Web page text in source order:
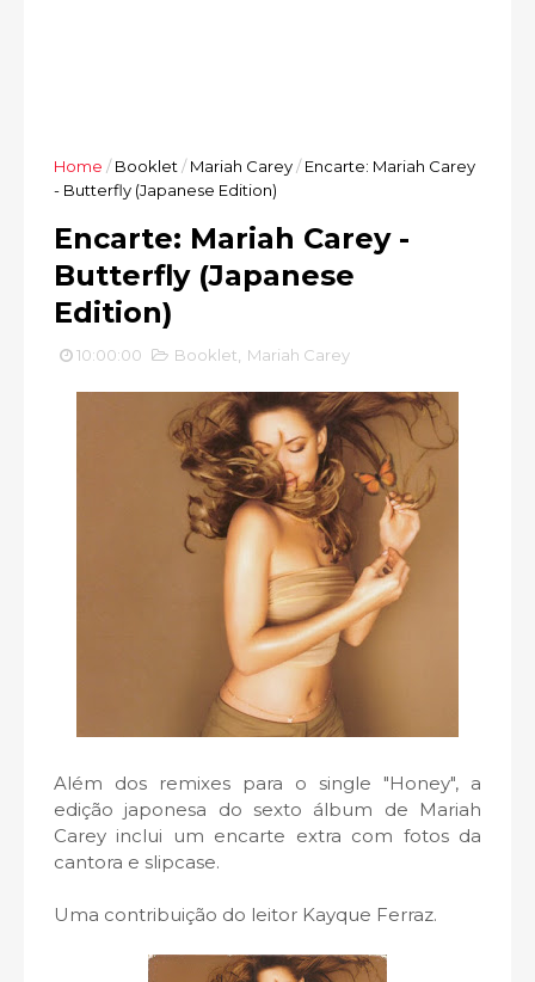
Home / Booklet / Mariah Carey/ Encarte: Mariah Carey
- Butterfly (Japanese Edition)
Encarte: Mariah Carey -
Butterfly (Japanese
Edition)
10:00:00 Booklet Mariah Carey
Além dos remixes para o single "Honey", a
edição japonesa do sexto álbum de Mariah
Carey inclui um encarte extra com fotos da
cantora e slipcase.
Uma contribuição do leitor Kayque Ferraz.